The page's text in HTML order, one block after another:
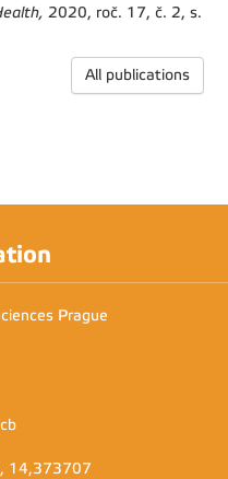
2020, roč. 17, č. 2, s.
All publications
Prague
14,373707